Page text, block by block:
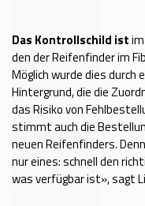
Das Kontrollschild ist
den der Reifenfinder im
Möglich wurde dies
Hintergrund, die die
das Risiko von
stimmt auch die
neuen Reifenfinders.
nur eines: schnell den
was verfügbar ist», sagt